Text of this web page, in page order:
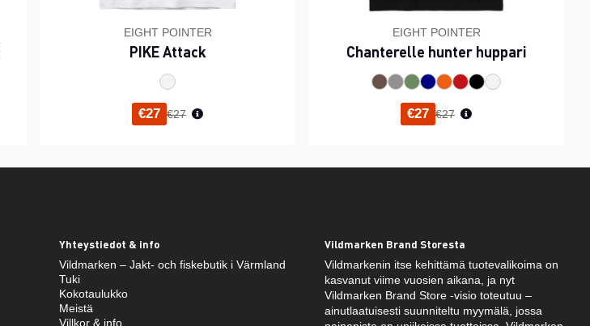
EIGHT POINTER
PIKE Attack
€27 Normaali hinta
€27
EIGHT POINTER
Chanterelle hunter huppari
€27 Normaali hinta
€27
Yhteystiedot & info
Vildmarken – Jakt- och fiskebutik i Värmland
Tuki
Kokotaulukko
Meistä
Villkor & info
Vildmarken Brand Storesta
Vildmarkenin itse kehittämä tuotevalikoima on
kasvanut viime vuosien aikana, ja nyt
Vildmarken Brand Store -visio toteutuu –
ainutlaatuisesti suunniteltu myymälä, jossa